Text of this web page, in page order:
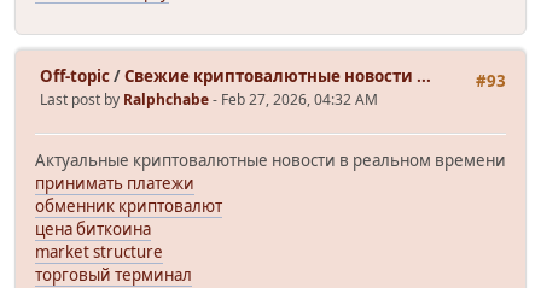
#93
Off-topic/Свежие криптовалютные новости ...
Last post by Ralphchabe- Feb 27, 2026, 04:32 AM
Актуальные криптовалютные новости в реальном времени
принимать платежи
обменник криптовалют
цена биткоина
market structure
торговый терминал